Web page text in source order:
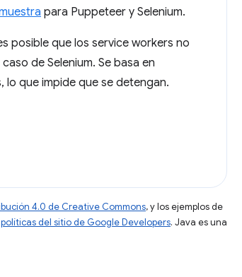
para Puppeteer y Selenium.
posible que los service workers no
de Selenium. Se basa en
que impide que se detengan.
4.0 de Creative Commons, y los ejemplos de
políticas del sitio de Google Developers. Java es una